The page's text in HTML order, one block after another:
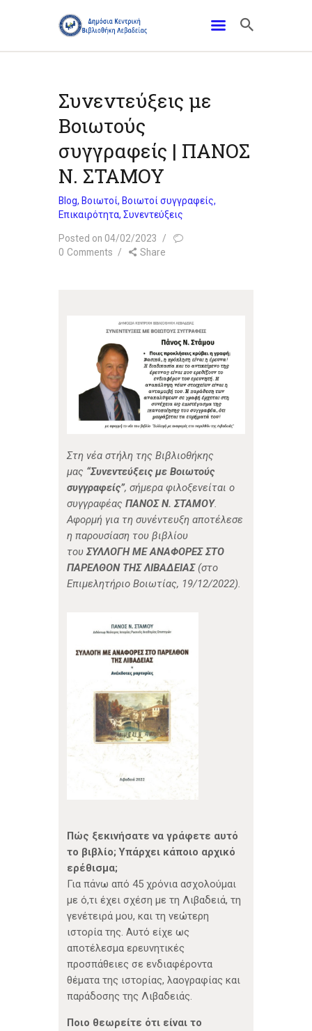
Συνεντεύξεις με
Βοιωτούς
συγγραφείς | ΠΑΝΟΣ
Ν. ΣΤΑΜΟΥ
Blog, Βοιωτοί, Βοιωτοί συγγραφείς,
Επικαιρότητα, Συνεντεύξεις
Posted on 04/02/2023
0 Comments Share
Στη νέα στήλη της Βιβλιοθήκης
μας “Συνεντεύξεις με Βοιωτούς
συγγραφείς”, σήμερα φιλοξενείται o
συγγραφέας ΠΑΝΟΣ Ν. ΣΤΑΜΟΥ.
Αφορμή για τη συνέντευξη αποτέλεσε
η παρουσίαση του βιβλίου
τουΣΥΛΛΟΓΗ ΜΕ ΑΝΑΦΟΡΕΣ ΣΤΟ
ΠΑΡΕΛΘΟΝ ΤΗΣ ΛΙΒΑΔΕΙΑΣ(στο
Επιμελητήριο Βοιωτίας, 19/12/2022).
Πώς ξεκινήσατε να γράφετε αυτό
το βιβλίο; Υπάρχει κάποιο αρχικό
ερέθισμα;
Για πάνω από 45 χρόνια ασχολούμαι
με ό,τι έχει σχέση με τη Λιβαδειά, τη
γενέτειρά μου, και τη νεώτερη
ιστορία της. Αυτό είχε ως
αποτέλεσμα ερευνητικές
προσπάθειες σε ενδιαφέροντα
θέματα της ιστορίας, λαογραφίας και
παράδοσης της Λιβαδειάς.
Ποιο θεωρείτε ότι είναι το